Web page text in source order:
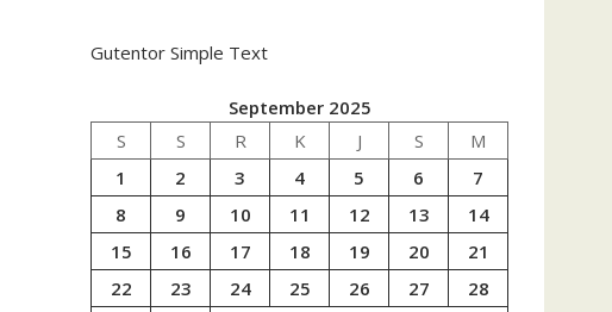
Gutentor Simple Text
September 2025
S
S R K J S
M
1
2 3 4 5 6
7
8
9 10 11 12 13
14
15
16 17 18 19 20
21
22
23 24 25 26 27
28